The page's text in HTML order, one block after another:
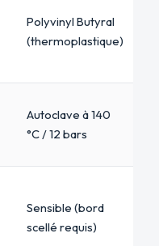
Polyvinyl Butyral
(thermoplastique)
Autoclave à 140
°C / 12 bars
Sensible (bord
scellé requis)